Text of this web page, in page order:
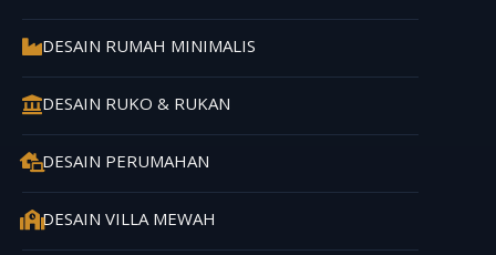
DESAIN RUMAH MINIMALIS
DESAIN RUKO & RUKAN
DESAIN PERUMAHAN
DESAIN VILLA MEWAH